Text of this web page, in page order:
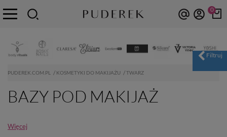
0
PUDEREK.COM.PL KOSMETYKI DO MAKIJAŻU TWARZ
BAZY POD MAKIJAŻ
Więcej